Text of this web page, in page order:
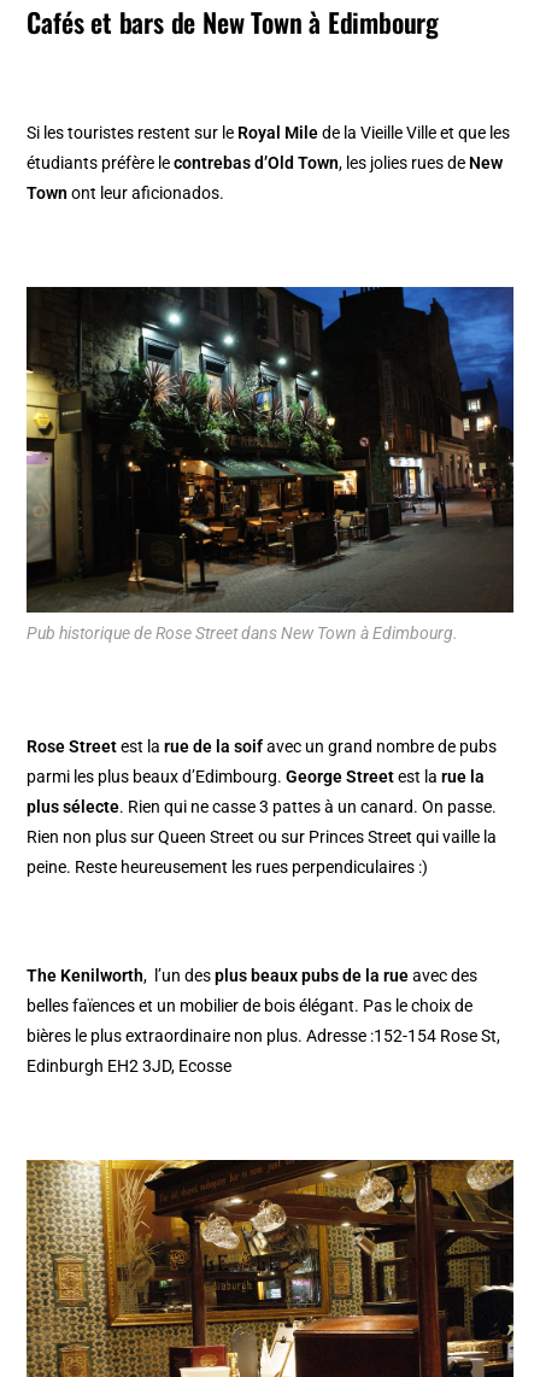
Cafés et bars de New Town à Edimbourg
Si les touristes restent sur le Royal Milede la Vieille Ville et que les
étudiants préfère lecontrebas d’Old Town, les jolies rues de New
Town ont leur aficionados.
Pub historique de Rose Street dans New Town à Edimbourg.
Rose Streetest larue de la soifavec un grand nombre de pubs
parmi les plus beaux d’Edimbourg.George Streetest larue la
plus sélecte. Rien qui ne casse 3 pattes à un canard. On passe.
Rien non plus sur Queen Street ou sur Princes Street qui vaille la
peine. Reste heureusement les rues perpendiculaires :)
The Kenilworth, l’un desplus beaux pubs de la rueavec des
belles faïences et un mobilier de bois élégant. Pas le choix de
bières le plus extraordinaire non plus. Adresse :152-154 Rose St,
Edinburgh EH2 3JD, Ecosse